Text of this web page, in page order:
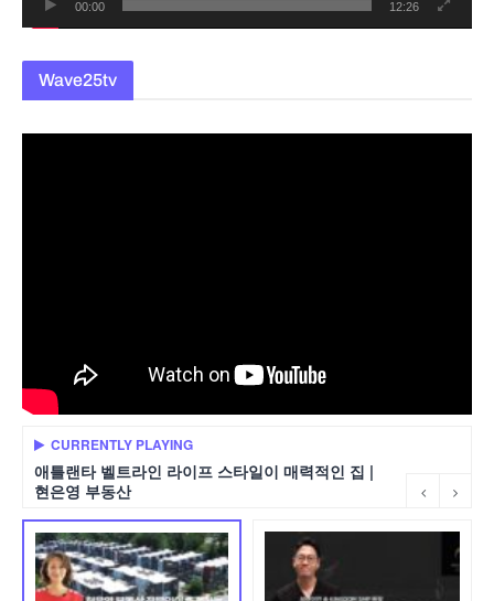
00:00 12:26
Wave25tv
CURRENTLY PLAYING
애틀랜타 벨트라인 라이프 스타일이 매력적인 집 |
현은영 부동산